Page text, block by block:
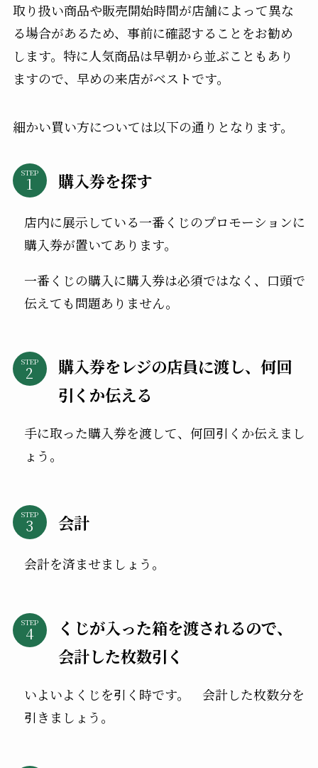
取り扱い商品や販売開始時間が店舗によって異な
る場合があるため、事前に確認することをお勧め
します。特に人気商品は早朝から並ぶこともあり
ますので、早めの来店がベストです。
細かい買い方については以下の通りとなります。
STEP 購入券を探す
店内に展示している一番くじのプロモーションに
購入券が置いてあります。
一番くじの購入に購入券は必須ではなく、口頭で
伝えても問題ありません。
STEP
購入券をレジの店員に渡し、何回
引くか伝える
手に取った購入券を渡して、何回引くか伝えまし
ょう。
STEP 会計
会計を済ませましょう。
STEP
くじが入った箱を渡されるので、
会計した枚数引く
いよいよくじを引く時です。 会計した枚数分を
引きましょう。